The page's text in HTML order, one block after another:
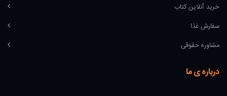
خرید آنلاین کتاب
سفارش غذا
مشاوره حقوقی
درباره ی ما